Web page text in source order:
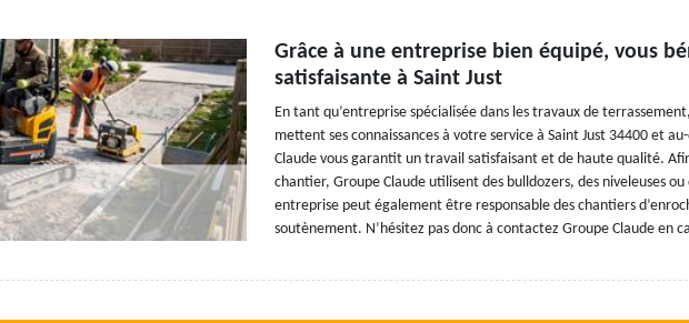
Grâce à une entreprise bien équipé, vous
satisfaisante à Saint Just
En tant qu’entreprise spécialisée dans les travaux de
mettent ses connaissances à votre service à Saint Just 34400 et
Claude vous garantit un travail satisfaisant et de haute qualité.
chantier, Groupe Claude utilisent des bulldozers, des niveleuses
entreprise peut également être responsable des chantiers
soutènement. N’hésitez pas donc à contactez Groupe Claude en